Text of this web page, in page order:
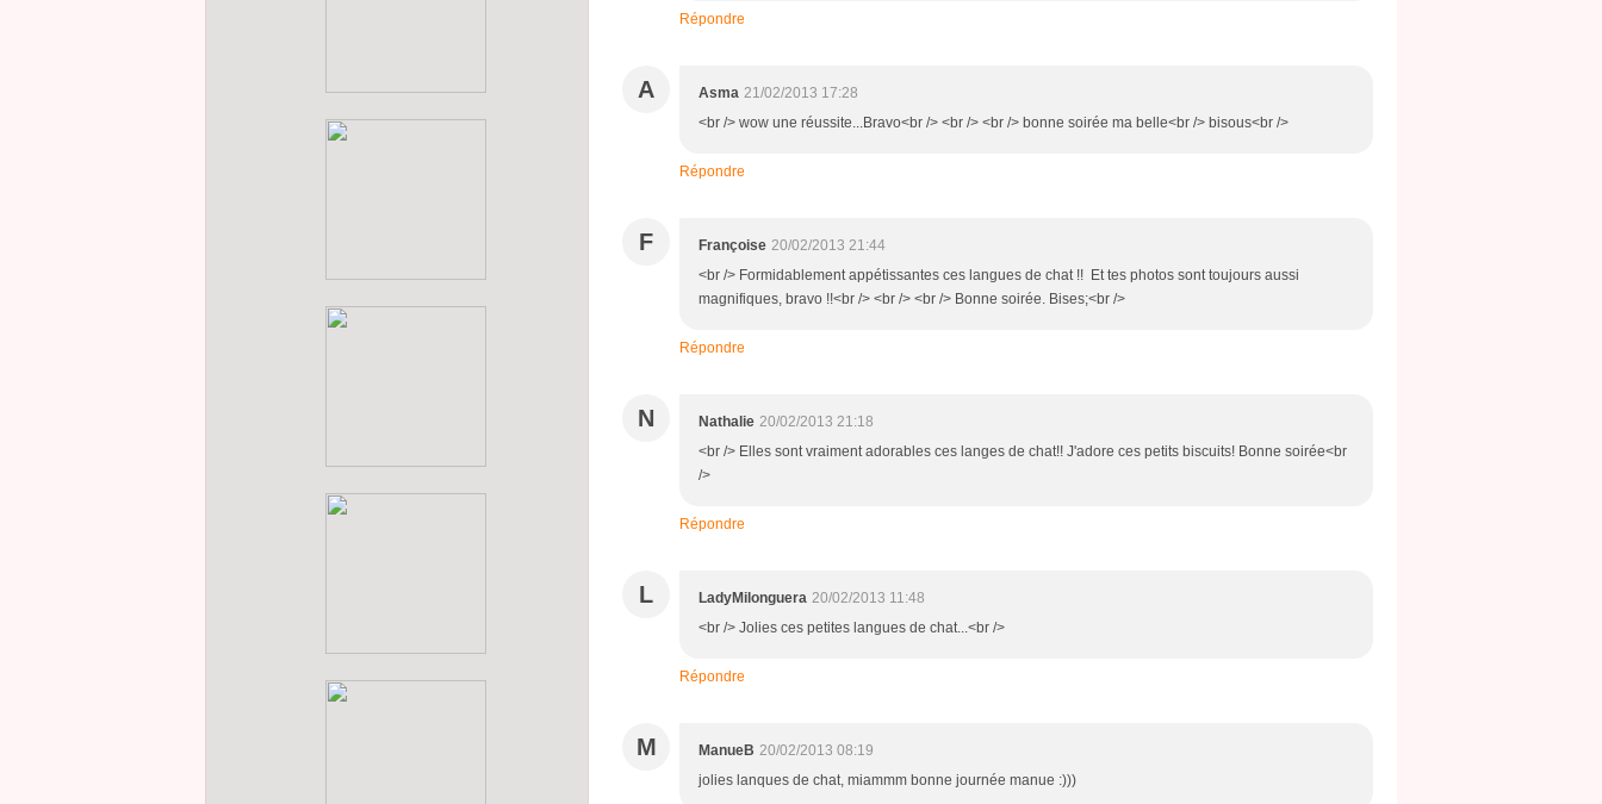
Répondre
A Asma 21/02/2013 17:28
<br /> wow une réussite...Bravo<br /> <br /> <br /> bonne soirée ma belle<br /> bisous<br />
Répondre
F Françoise 20/02/2013 21:44
<br /> Formidablement appétissantes ces langues de chat !! Et tes photos sont toujours aussi
magnifiques, bravo !!<br /> <br /> <br /> Bonne soirée. Bises;<br />
Répondre
N Nathalie 20/02/2013 21:18
<br /> Elles sont vraiment adorables ces langes de chat!! J'adore ces petits biscuits! Bonne soirée<br
/>
Répondre
L LadyMilonguera 20/02/2013 11:48
<br /> Jolies ces petites langues de chat...<br />
Répondre
M ManueB 20/02/2013 08:19
jolies lanques de chat, miammm bonne journée manue :)))